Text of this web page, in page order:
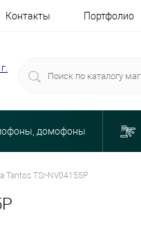
Контакты Портфолио
домофоны
Tantos TSr-NV04155P